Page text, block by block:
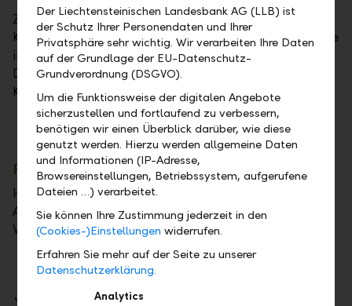
Zudem weisen wir den Kunden einmal jährlich die
Kosten aus, die im Rahmen ihrer Wertpapiergeschäfte
im abgelaufenen Jahr tatsächlich angefallen sind.
Diese zusammenfassende Information erhalten die
Kunden jeweils im ersten Quartal des Folgejahrs.
Preise der LLB im Anlagegeschäft
Hier finden Sie die allgemeine Preisbroschüre für das
Anlagegeschäft "Beste Konditionen für Ihr
Vermögen".
Downloads
Der Liechtensteinischen Landesbank AG (LLB) ist
der Schutz Ihrer Personendaten und Ihrer
Privatsphäre sehr wichtig. Wir verarbeiten Ihre Daten
auf der Grundlage der EU-Datenschutz-
Grundverordnung (DSGVO).
Um die Funktionsweise der digitalen Angebote
sicherzustellen und fortlaufend zu verbessern,
benötigen wir einen Überblick darüber, wie diese
genutzt werden. Hierzu werden allgemeine Daten
und Informationen (IP-Adresse,
Browsereinstellungen, Betriebssystem, aufgerufene
Dateien …) verarbeitet.
Sie können Ihre Zustimmung jederzeit in den
(Cookies-)Einstellungen widerrufen.
Erfahren Sie mehr auf der Seite zu unserer
Datenschutzerklärung.
Analytics